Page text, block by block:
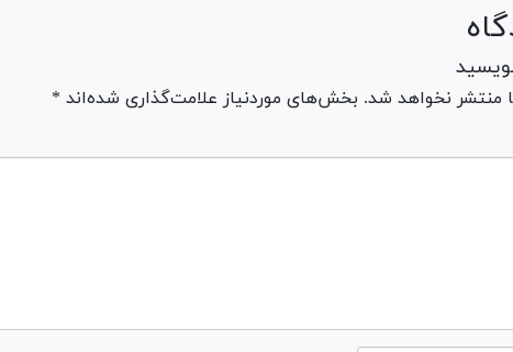
منتشر نخواهد شد. بخش‌های موردنیاز علامت‌گذاری شده‌اند *